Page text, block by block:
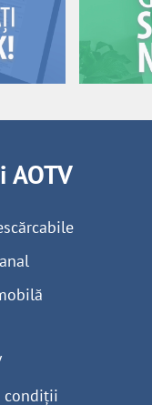
AOTV
condiții